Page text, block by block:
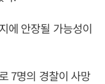
에 안장될 가능성이
7명의 경찰이 사망